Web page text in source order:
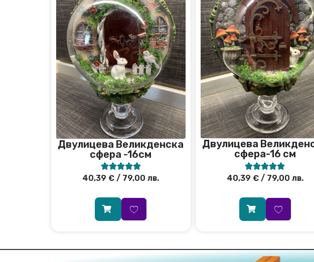
Двулицева Великденска
сфера -16см

40,39€ / 79,00 лв.
Двулицева
сфера-16 см

40,39 €/ 79,00 лв.